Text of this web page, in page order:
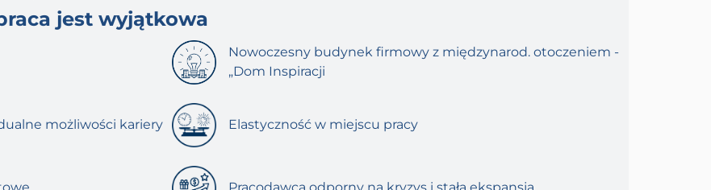
jest wyjątkowa
Nowoczesny budynek firmowy z międzynarod. otoczeniem -
„Dom Inspiracji
możliwości kariery Elastyczność w miejscu pracy